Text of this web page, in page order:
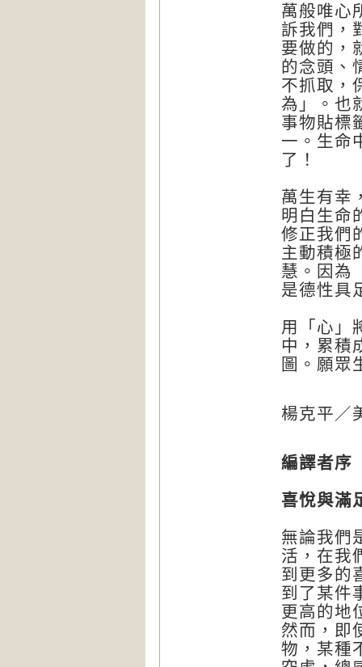
萬般唯心
訴我們，
要做的，
的念頭、
不抓取，
為」。也
事物貼標
一。生命
了！
萬生有幸
明白生命
修正我們
主動積極
慧。因為
是德性具
用「心」
中，累積
圖。願眾
楊克平／
編譯者序
喜悅與滿
無論我們
活，在我
到更多的
到了某件
更高的地
然而，即
物，某種